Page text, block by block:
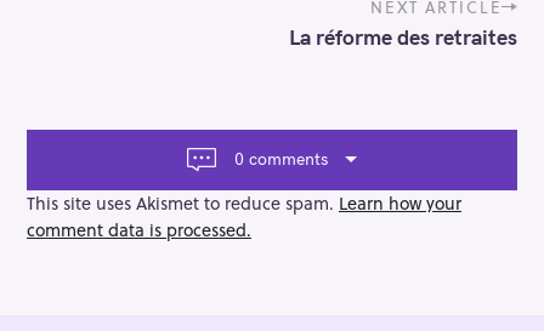
a
o
n
NEXT ARTICLE
La réforme des retraites
0 comments
This site uses Akismet to reduce spam. Learn how your
comment data is processed.